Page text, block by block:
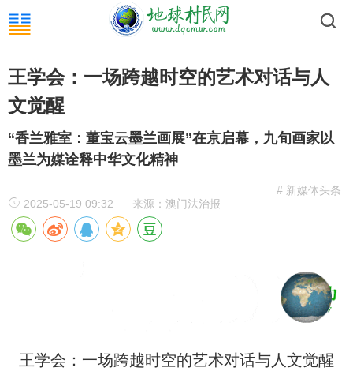
王学会：一场跨越时空的艺术对话与人
文觉醒
“香兰雅室：董宝云墨兰画展”在京启幕，九旬画家以
墨兰为媒诠释中华文化精神
# 新媒体头条
2025-05-19 09:32
来源：澳门法治报
王学会：一场跨越时空的艺术对话与人文觉醒